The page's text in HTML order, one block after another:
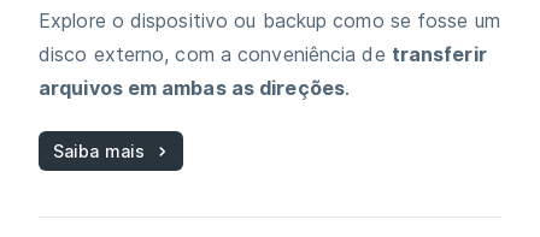
Explore o dispositivo ou backup como se fosse um
disco externo, com a conveniência de transferir
arquivos em ambas as direções.
Saiba mais